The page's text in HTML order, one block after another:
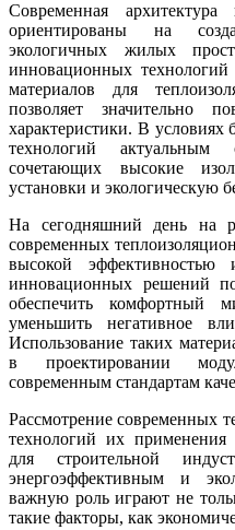
Современная
ориентированы на
экологичных жилых
инновационных технологий
материалов для
позволяет значительно
характеристики. В условиях
технологий актуальным
сочетающих высокие
установки и экологическую
На сегодняшний день на рынке представлено множество
современных
высокой эффективностью
инновационных решений
обеспечить комфортный
уменьшить негативное
Использование таких
в проектировании
современным стандартам
Рассмотрение современных
технологий их
для строительной
энергоэффективным и
важную роль играют не
такие факторы, как